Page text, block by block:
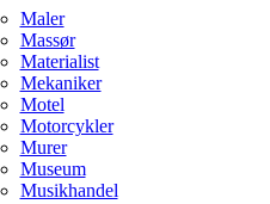
Maler
Massør
Materialist
Mekaniker
Motel
Motorcykler
Murer
Museum
Musikhandel